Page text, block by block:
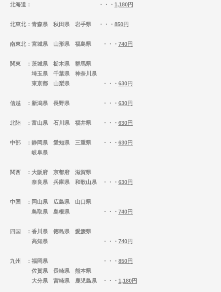
北海道 ： ・・・ 1,180円
北東北 ：青森県 秋田県 岩手県 ・・・ 850円
南東北 ：宮城県 山形県 福島県 ・・・ 740円
関東 ：茨城県 栃木県 群馬県
埼玉県 千葉県 神奈川県
東京都 山梨県 ・・・ 630円
信越 ：新潟県 長野県 ・・・ 630円
北陸 ：富山県 石川県 福井県 ・・・ 630円
中部 ：静岡県 愛知県 三重県 ・・・ 630円
岐阜県
関西 ：大阪府 京都府 滋賀県
奈良県 兵庫県 和歌山県 ・・・ 630円
中国
：岡山県 広島県 山口県
鳥取県 島根県 ・・・ 740円
四国
：香川県 徳島県 愛媛県
高知県 ・・・ 740円
九州 ：福岡県 ・・・ 850円
佐賀県 長崎県 熊本県
大分県 宮崎県 鹿児島県 ・・・ 1,180円